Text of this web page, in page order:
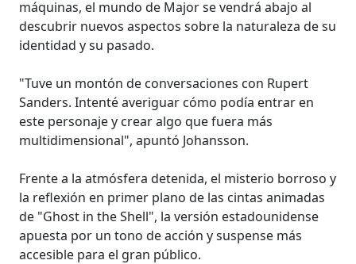
máquinas, el mundo de Major se vendrá abajo al
descubrir nuevos aspectos sobre la naturaleza de su
identidad y su pasado.
"Tuve un montón de conversaciones con Rupert
Sanders. Intenté averiguar cómo podía entrar en
este personaje y crear algo que fuera más
multidimensional", apuntó Johansson.
Frente a la atmósfera detenida, el misterio borroso y
la reflexión en primer plano de las cintas animadas
de "Ghost in the Shell", la versión estadounidense
apuesta por un tono de acción y suspense más
accesible para el gran público.